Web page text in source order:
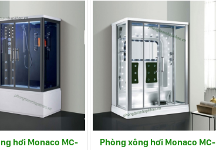
hơi Monaco MC-
Phòng xông hơi Monaco MC-